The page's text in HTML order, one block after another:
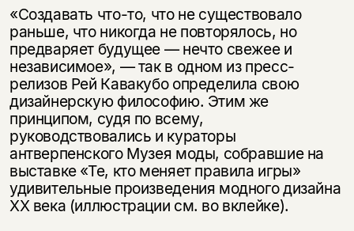
«Создавать что-то, что не существовало
раньше, что никогда не повторялось, но
предваряет будущее — нечто свежее и
независимое», — так в одном из пресс-
релизов Рей Кавакубо определила свою
дизайнерскую философию. Этим же
принципом, судя по всему,
руководствовались и кураторы
антверпенского Музея моды, собравшие на
выставке «Те, кто меняет правила игры»
удивительные произведения модного дизайна
ХХ века (иллюстрации см. во вклейке).